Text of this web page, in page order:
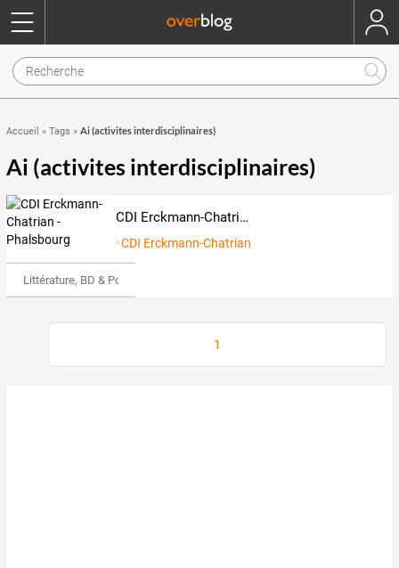
Accueil » Tags » Ai (activites interdisciplinaires)
Ai (activites interdisciplinaires)
CDI Erckmann-Chatrian - Phalsbourg
CDI Erckmann-Chatrian
Littérature, BD & Poésie
1